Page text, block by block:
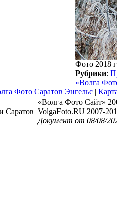
Фото 2018
Рубрики:
«Волга
Фото Саратов Энгельс |
Саратов
«Волга Фото Сайт»
VolgaFoto.RU 2007-
Документ от 08/08/